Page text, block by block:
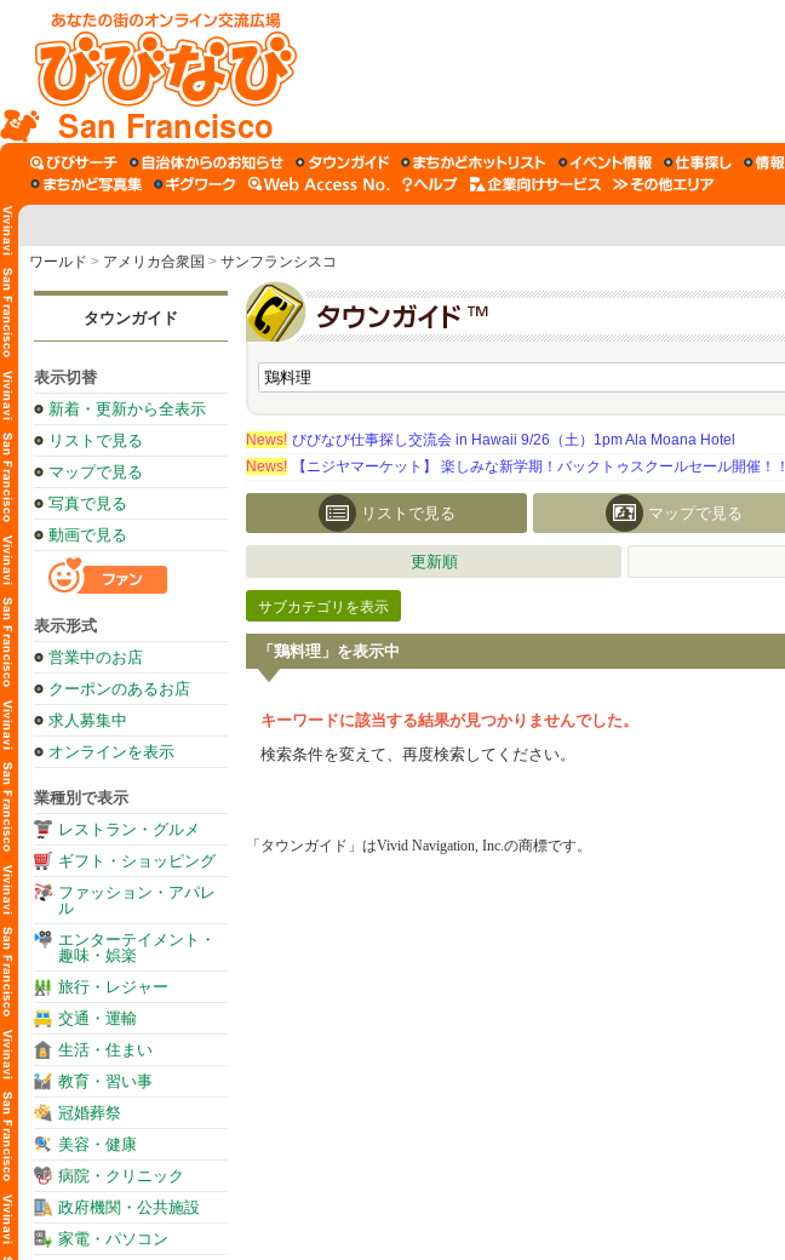
San Francisco
ワールド > アメリカ合衆国 > サンフランシスコ
タウンガイド
表示切替
新着・更新から全表示
リストで見る
マップで見る
写真で見る
動画で見る
表示形式
営業中のお店
クーポンのあるお店
求人募集中
オンラインを表示
業種別で表示
レストラン・グルメ
ギフト・ショッピング
ファッション・アパレ
ル
エンターテイメント・
趣味・娯楽
旅行・レジャー
交通・運輸
生活・住まい
教育・習い事
冠婚葬祭
美容・健康
病院・クリニック
政府機関・公共施設
家電・パソコン
News! びびなび仕事探し交流会 in Hawaii 9/26（土）1pm Ala Moana Hotel
News!
【ニジヤマーケット】 楽しみな新学期！バックトゥスクールセール開催！！
リストで見る マップで見る
更新順
サブカテゴリを表示
「鶏料理」を表示中
キーワードに該当する結果が見つかりませんでした。
検索条件を変えて、再度検索してください。
「タウンガイド」はVivid Navigation, Inc.の商標です。